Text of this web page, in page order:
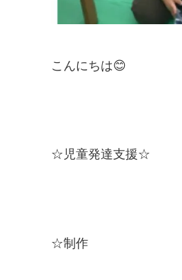
こんにちは😊
☆児童発達支援☆
☆制作